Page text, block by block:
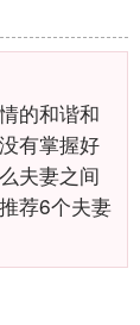
的和谐和
有掌握好
夫妻之间
荐6个夫妻